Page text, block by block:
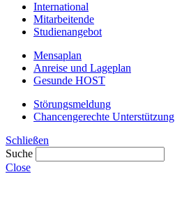
International
Mitarbeitende
Studienangebot
Mensaplan
Anreise und Lageplan
Gesunde HOST
Störungsmeldung
Chancengerechte Unterstützung
Schließen
Suche
Close